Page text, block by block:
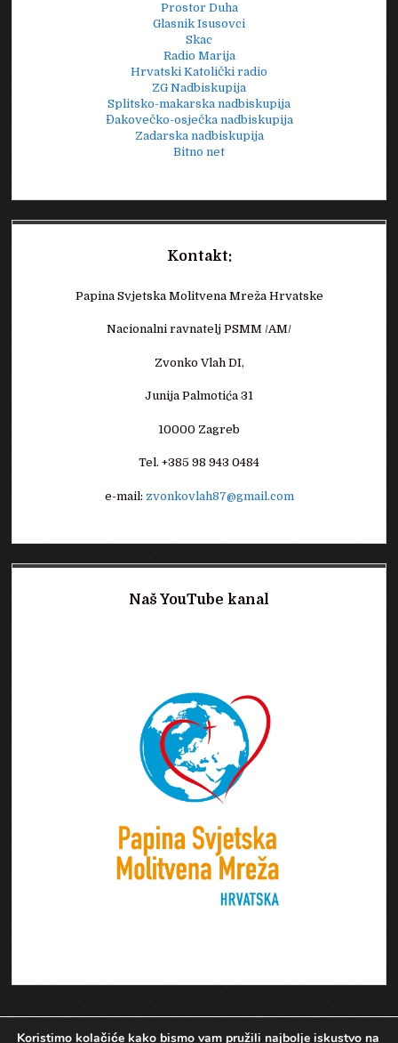
Prostor Duha
Glasnik Isusovci
Skac
Radio Marija
Hrvatski Katolički radio
ZG Nadbiskupija
Splitsko-makarska nadbiskupija
Đakovečko-osječka nadbiskupija
Zadarska nadbiskupija
Bitno net
Kontakt:
Papina Svjetska Molitvena Mreža Hrvatske
Nacionalni ravnatelj PSMM /AM/
Zvonko Vlah DI,
Junija Palmotića 31
10000 Zagreb
Tel. +385 98 943 0484
e-mail: zvonkovlah87@gmail.com
Naš YouTube kanal
Koristimo kolačiće kako bismo vam pružili najbolje iskustvo na